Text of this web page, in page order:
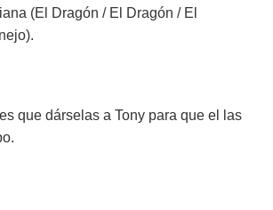
(El Dragón / El Dragón / El
que dárselas a Tony para que el las